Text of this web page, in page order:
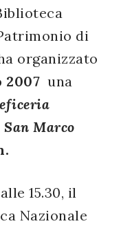
di
organizzato
2007 una
Marco
alle 15.30, il
Nazionale